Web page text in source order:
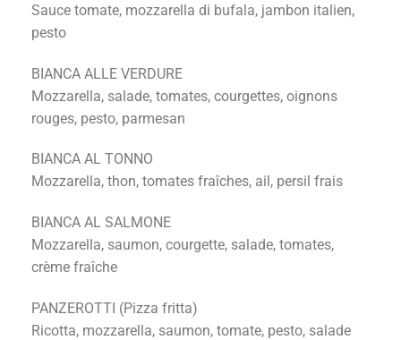
Sauce tomate, mozzarella di bufala, jambon italien,
pesto
BIANCA ALLE VERDURE
Mozzarella, salade, tomates, courgettes, oignons
rouges, pesto, parmesan
BIANCA AL TONNO
Mozzarella, thon, tomates fraîches, ail, persil frais
BIANCA AL SALMONE
Mozzarella, saumon, courgette, salade, tomates,
crème fraîche
PANZEROTTI (Pizza fritta)
Ricotta, mozzarella, saumon, tomate, pesto, salade